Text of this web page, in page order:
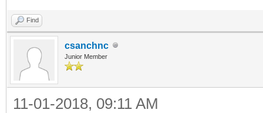
Find
csanchnc
Junior Member
11-01-2018, 09:11 AM